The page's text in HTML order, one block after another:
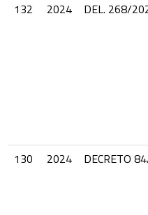
132
2024 DEL. 268/
130
2024 DECRETO